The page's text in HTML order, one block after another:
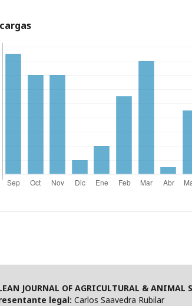
JOURNAL OF AGRICULTURAL & ANIMAL
legal: Carlos Saavedra Rubilar